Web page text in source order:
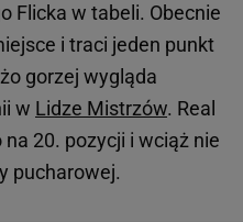
Flicka w tabeli. Obecnie
i traci jeden punkt
gorzej wygląda
w Lidze Mistrzów. Real
20. pozycji i wciąż nie
pucharowej.